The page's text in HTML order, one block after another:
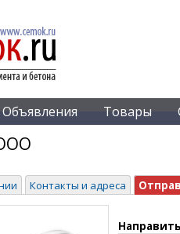
Объявления Товары
Контакты и адреса